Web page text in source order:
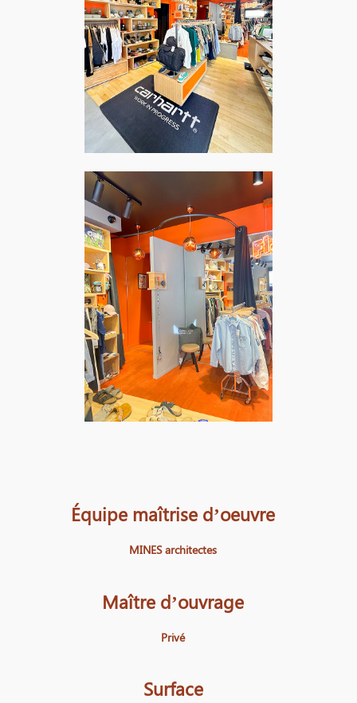
Équipe maîtrise d’oeuvre
MINES architectes
Maître d’ouvrage
Privé
Surface